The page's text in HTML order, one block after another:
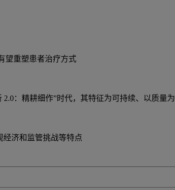
望重塑患者治疗方式
：精耕细作”时代，其特征为可持续、以质量
经济和监管挑战等特点